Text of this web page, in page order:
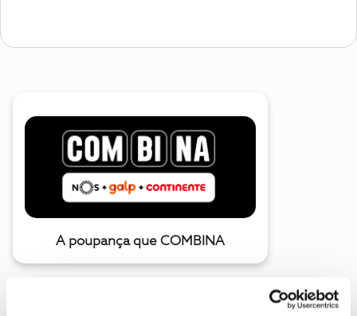
A poupança que COMBINA